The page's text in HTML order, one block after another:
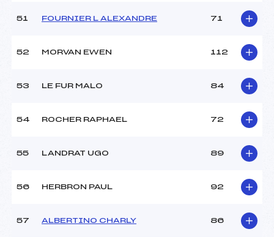
51 FOURNIER L ALEXANDRE 71
52 MORVAN EWEN 112
53 LE FUR MALO 84
54 ROCHER RAPHAEL 72
55 LANDRAT UGO 89
56 HERBRON PAUL 92
57 ALBERTINO CHARLY 86